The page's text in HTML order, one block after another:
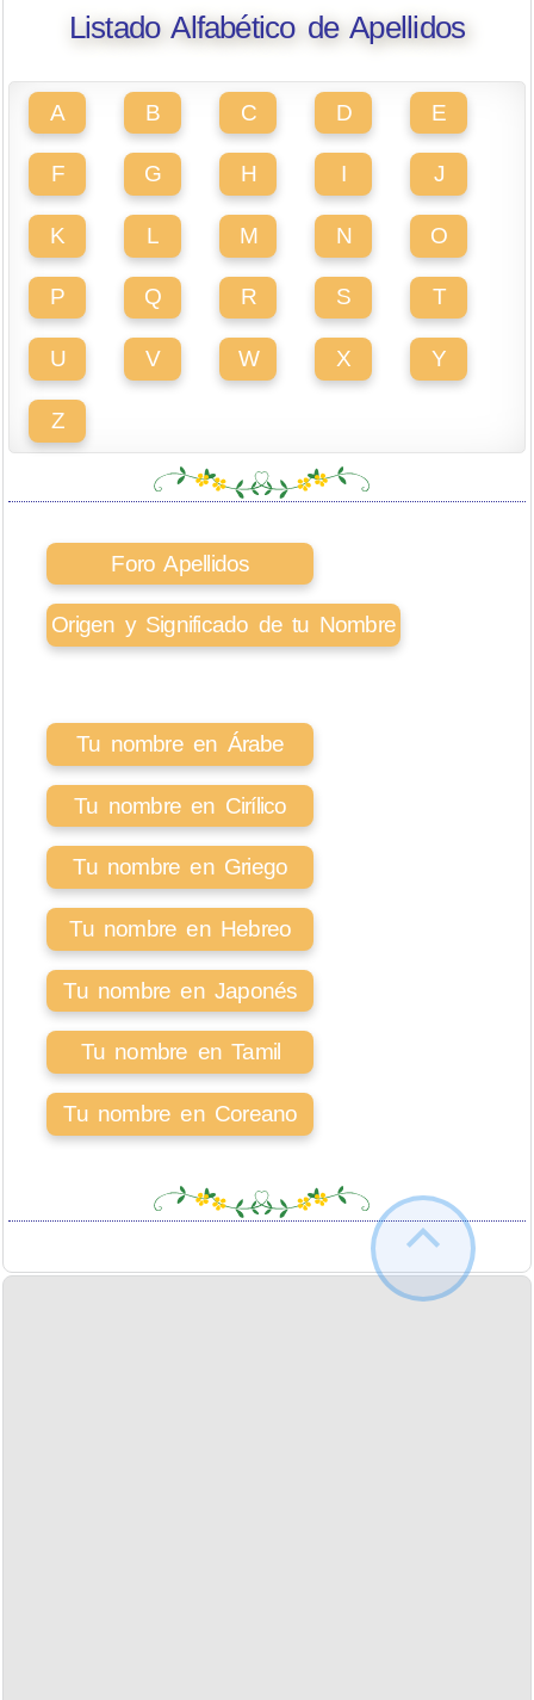
Listado Alfabético de Apellidos
A B C D E
F G H I J
K L M N O
P Q R S T
U V W X Y
Z
Foro Apellidos
Origen y Significado de tu Nombre
Tu nombre en Árabe
Tu nombre en Cirílico
Tu nombre en Griego
Tu nombre en Hebreo
Tu nombre en Japonés
Tu nombre en Tamil
Tu nombre en Coreano